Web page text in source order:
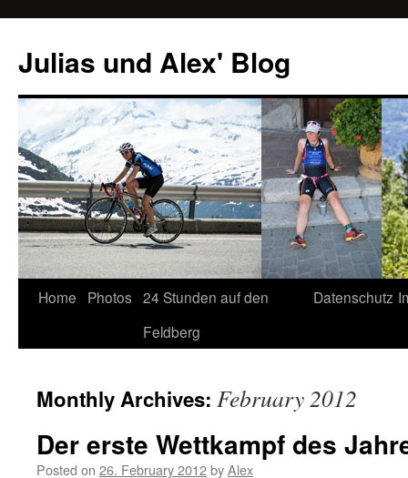
Julias und Alex' Blog
Skip
Home Photos 24 Stunden auf den
Feldberg
Datenschutz
Monthly Archives: February 2012
Der erste Wettkampf des
Posted on 26. February 2012byAlex